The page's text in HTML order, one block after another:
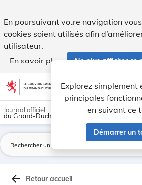
En poursuivant votre navigation
cookies soient utilisés afin
utilisateur.
En savoir plus
Ne plus afficher ce
Aller au contenu account_circle help
Explorez simplement
principales
en suivant ce
Démarrer un
Journal officiel
du Grand-Duché de Luxembourg
arrow_back Retour accueil